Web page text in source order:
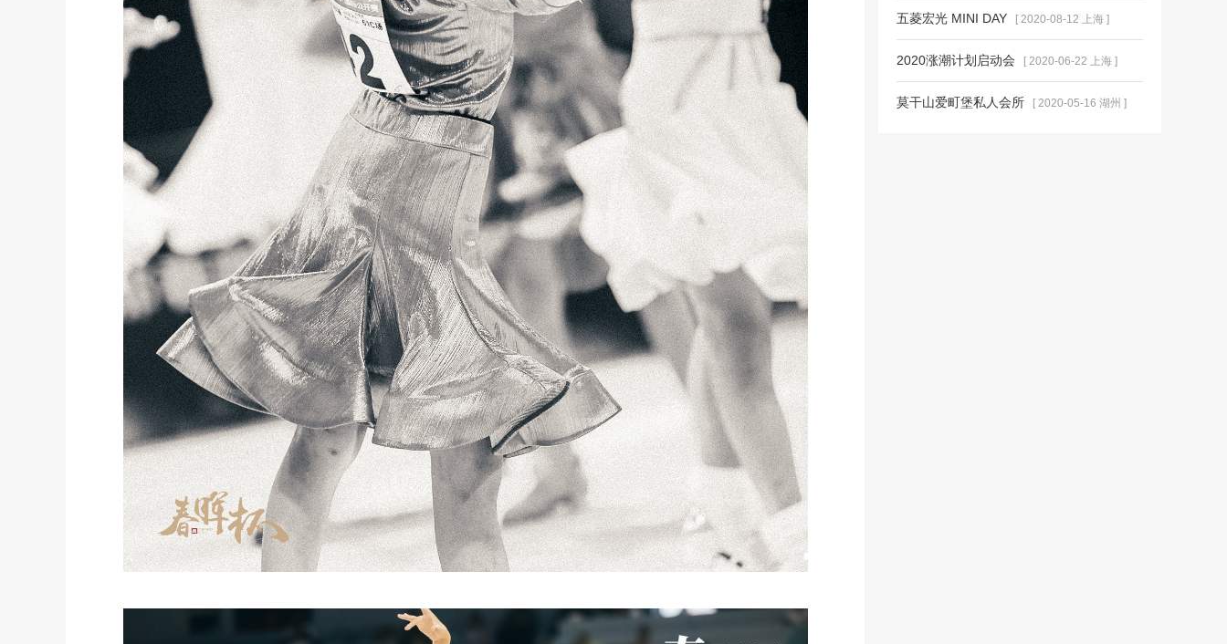
五菱宏光 MINI DAY [ 2020-08-12 上海 ]
2020涨潮计划启动会 [ 2020-06-22 上海 ]
莫干山爱町堡私人会所 [ 2020-05-16 湖州 ]